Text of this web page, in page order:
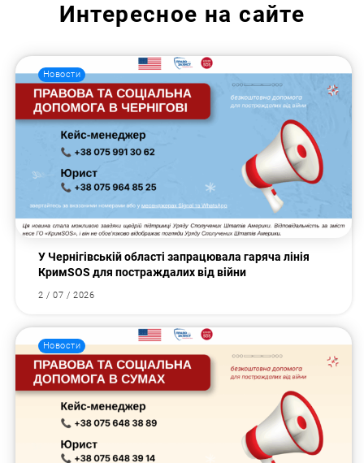
Интересное на сайте
Новости
У Чернігівській області запрацювала гаряча лінія
КримSOS для постраждалих від війни
2 / 07 / 2026
Новости